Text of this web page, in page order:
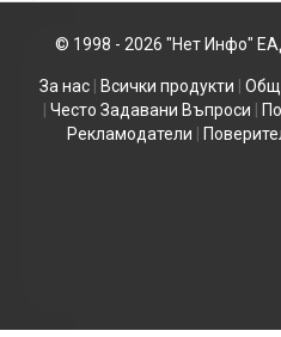
© 1998 - 2026 "Нет Инфо"
За нас| Всички продукти
Често Задавани Въпроси
Рекламодатели